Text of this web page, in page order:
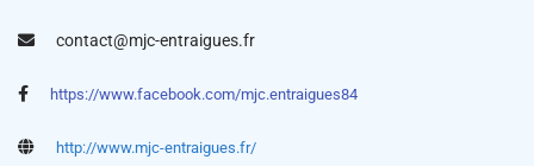
contact@mjc-entraigues.fr
https://www.facebook.com/mjc.entraigues84
http://www.mjc-entraigues.fr/